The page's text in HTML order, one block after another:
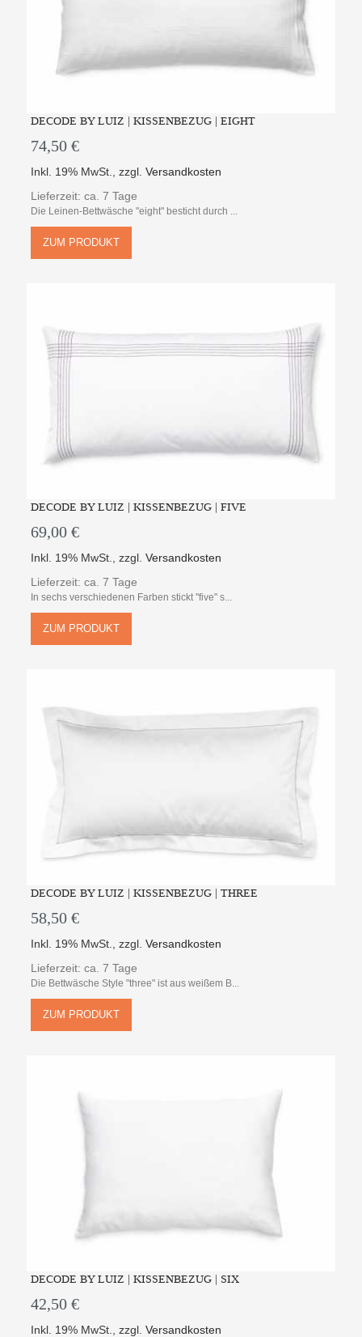
DECODE BY LUIZ | KISSENBEZUG | EIGHT
74,50 €
Inkl. 19% MwSt.,zzgl.Versandkosten
Lieferzeit: ca. 7 Tage
Die Leinen-Bettwäsche "eight" besticht durch ...
ZUM PRODUKT
DECODE BY LUIZ | KISSENBEZUG | FIVE
69,00 €
Inkl. 19% MwSt. ,zzgl.Versandkosten
Lieferzeit: ca. 7 Tage
In sechs verschiedenen Farben stickt "five" s...
ZUM PRODUKT
DECODE BY LUIZ | KISSENBEZUG | THREE
58,50 €
Inkl. 19% MwSt. ,zzgl.Versandkosten
Lieferzeit: ca. 7 Tage
Die Bettwäsche Style "three" ist aus weißem B...
ZUM PRODUKT
DECODE BY LUIZ | KISSENBEZUG | SIX
42,50 €
Inkl. 19% MwSt. ,zzgl.Versandkosten